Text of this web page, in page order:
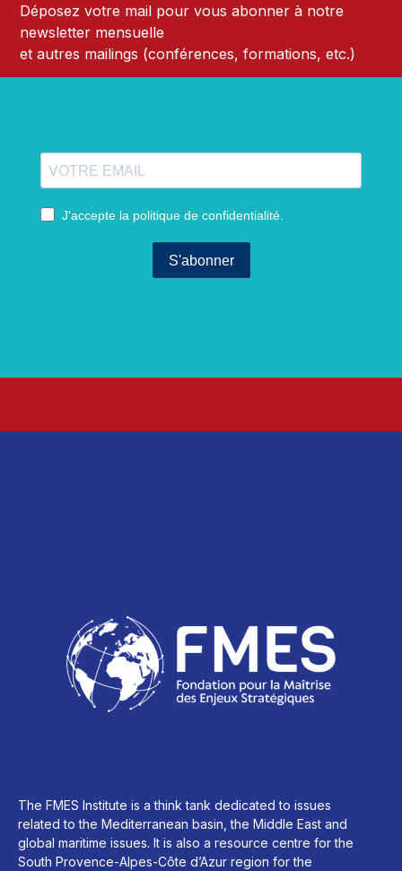
Déposez votre mail pour vous abonner à notre
newsletter mensuelle
et autres mailings (conférences, formations, etc.)
The FMES Institute is a think tank dedicated to issues
related to the Mediterranean basin, the Middle East and
global maritime issues. It is also a resource centre for the
South Provence-Alpes-Côte d’Azur region for the